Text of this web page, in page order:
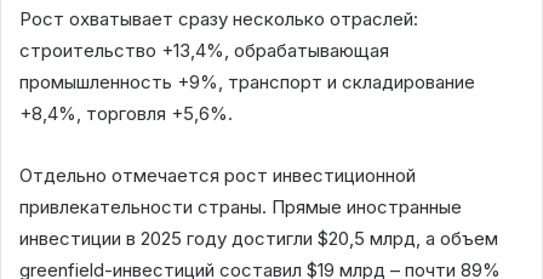
Рост охватывает сразу несколько отраслей:
строительство +13,4%, обрабатывающая
промышленность +9%, транспорт и складирование
+8,4%, торговля +5,6%.
Отдельно отмечается рост инвестиционной
привлекательности страны. Прямые иностранные
инвестиции в 2025 году достигли $20,5 млрд, а объем
greenfield-инвестиций составил $19 млрд – почти 89%